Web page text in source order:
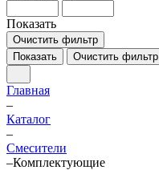
Показать
Очистить фильтр
Показать
Очистить фильтр
Главная
–
Каталог
–
Смесители
–Комплектующие